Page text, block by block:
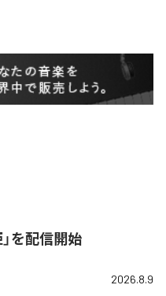
を配信開始
2026.8.9